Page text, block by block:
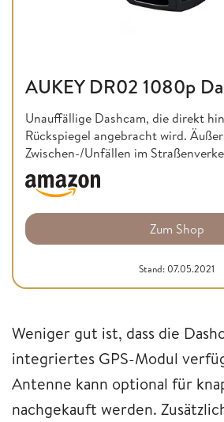
AUKEY DR02 1080p
Unauffällige Dashcam, die direkt
Rückspiegel angebracht wird.
Zwischen-/Unfällen im
Zum Shop
Stand: 07.05.2021
Weniger gut ist, dass die
integriertes GPS-Modul
Antenne kann optional für
nachgekauft werden.